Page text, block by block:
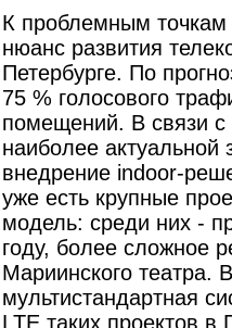
К проблемным точкам
нюанс развития
Петербурге. По
75 % голосового
помещений. В связи
наиболее
внедрение indoor-
уже есть крупные
модель: среди них -
году, более сложное
Мариинского театра.
мультистандартная
LTE таких проектов в